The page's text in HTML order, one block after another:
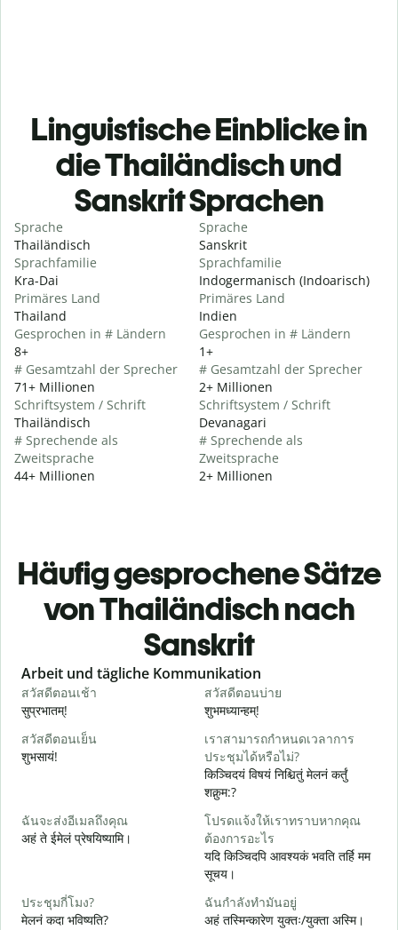
Linguistische Einblicke in
die Thailändisch und
Sanskrit Sprachen
Sprache
Thailändisch
Sprachfamilie
Kra-Dai
Primäres Land
Thailand
Gesprochen in # Ländern
8+
# Gesamtzahl der Sprecher
71+ Millionen
Schriftsystem / Schrift
Thailändisch
# Sprechende als
Zweitsprache
44+ Millionen
Sprache
Sanskrit
Sprachfamilie
Indogermanisch (Indoarisch)
Primäres Land
Indien
Gesprochen in # Ländern
1+
# Gesamtzahl der Sprecher
2+ Millionen
Schriftsystem / Schrift
Devanagari
# Sprechende als
Zweitsprache
2+ Millionen
Häufig gesprochene Sätze
von Thailändisch nach
Sanskrit
Slide 1 of 6
Arbeit und tägliche Kommunikation
สวัสดีตอนเช้า
सुप्रभातम्!
สวัสดีตอนบ่าย
शुभमध्यान्हम्!
สวัสดีตอนเย็น
शुभसायं!
เราสามารถกำหนดเวลาการ
ประชุมได้หรือไม่?
किञ्चिदयं विषयं निश्चितुं मेलनं कर्तुं
शक्नुम:?
ฉันจะส่งอีเมลถึงคุณ
अहं ते ईमेलं प्रेषयिष्यामि।
โปรดแจ้งให้เราทราบหากคุณ
ต้องการอะไร
यदि किञ्चिदपि आवश्यकं भवति तर्हि मम
सूचय।
ประชุมกี่โมง?
मेलनं कदा भविष्यति?
ฉันกำลังทำมันอยู่
अहं तस्मिन्कारेण युक्तः/युक्ता अस्मि।